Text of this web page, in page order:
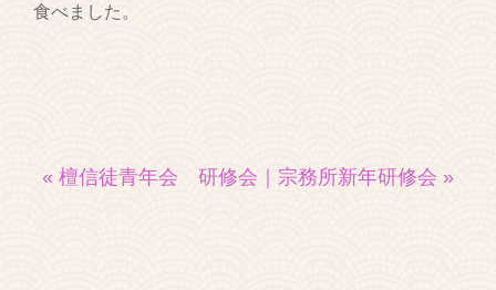
食べました。
« 檀信徒青年会 研修会 ｜ 宗務所新年研修会 »